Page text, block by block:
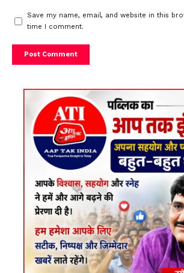
Save my name, email, and website in this
time I comment.